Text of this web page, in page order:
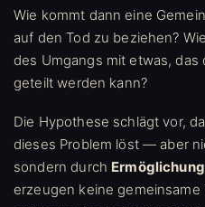
Wie kommt dann eine
auf den Tod zu beziehen?
des Umgangs mit etwas,
geteilt werden kann?
Die Hypothese schlägt vor,
dieses Problem löst — aber
sondern durch Ermöglichung
erzeugen keine gemeinsame